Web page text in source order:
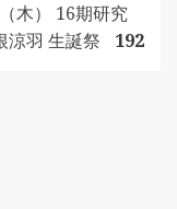
木） 16期研究
涼羽 生誕祭
192